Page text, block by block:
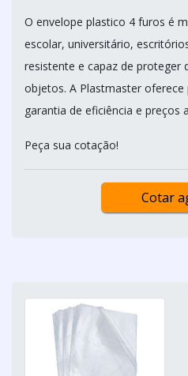
O envelope plastico 4 furos é
escolar, universitário,
resistente e capaz de proteger
objetos. A Plastmaster
garantia de eficiência e preços
Peça sua cotação!
Cotar